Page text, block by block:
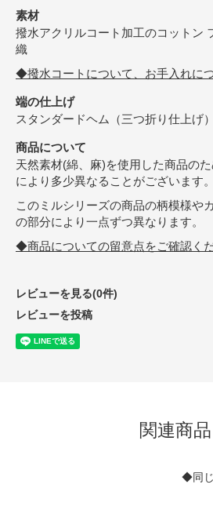
素材
撥水アクリルコート加工のコットン
織
◆撥水コートについて、お手入れに
端の仕上げ
スタンダードヘム（三つ折り仕上げ）
商品について
天然素材(綿、麻)を使用した商品の
により多少異なることがございます。
このミルシリーズの商品の柄模様や
の部分により一点ずつ異なります。
◆商品についての留意点をご確認く
レビューを見る(0件)
レビューを投稿
関連商品
◆同じ